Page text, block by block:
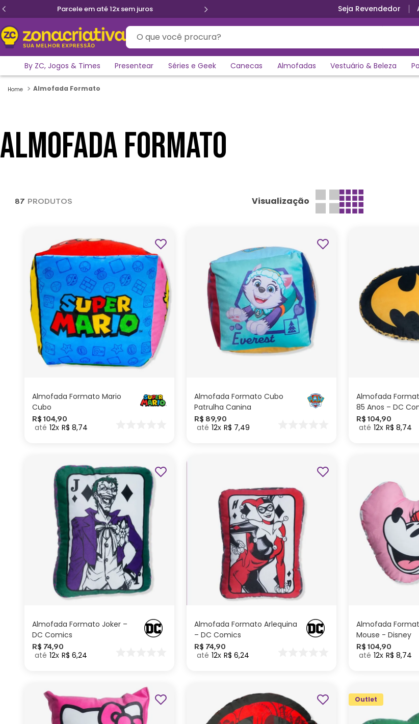
Parcele em até 12x sem juros Seja Revendedor
O que você procura?
By ZC, Jogos & Times Presentear Séries e Geek Canecas Almofadas Vestuário & Beleza
Almofada Formato
ALMOFADA FORMATO
87 PRODUTOS Visualização
Almofada Formato Mario
Cubo
R$ 104,90
12 R$ 8,74
ADICIONAR AO
CARRINHO
Almofada Formato Cubo
Patrulha Canina
R$ 89,90
12 R$ 7,49
Almofada
85 Anos – DC
R$ 104,90
12 R$ 8,74
Almofada Formato Joker –
DC Comics
R$ 74,90
12 R$ 6,24
ADICIONAR AO
CARRINHO
Almofada Formato Arlequina
– DC Comics
R$ 74,90
12 R$ 6,24
ADICIONAR AO
CARRINHO
Almofada
Mouse - Disney
R$ 104,90
12 R$ 8,74
Outlet